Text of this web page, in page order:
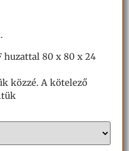
huzattal 80 x 80 x 24
közzé. A kötelező